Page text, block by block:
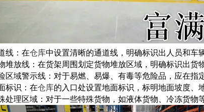
线：在仓库中设置清晰的通道线，明确标识出人员和车
堆放线：在货架周围划定货物堆放区域，明确标识出货
区域警示线：对于易燃、易爆、有毒等危险品，应在
标识：在仓库的入口处设置地面标识，标明地面坡度、
处理区域：对于一些特殊货物，如液体货物、冷冻货